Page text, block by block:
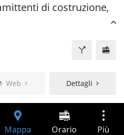
di costruzione,
Web Dettagli
Mappa Orario Più